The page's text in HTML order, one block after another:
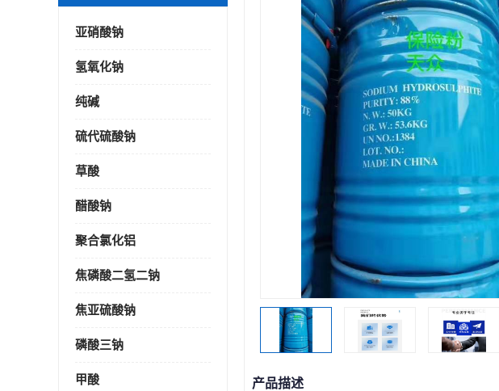
亚硝酸钠
氢氧化钠
纯碱
硫代硫酸钠
草酸
醋酸钠
聚合氯化铝
焦磷酸二氢二钠
焦亚硫酸钠
磷酸三钠
甲酸 产品描述